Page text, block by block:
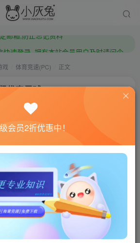
本站已开启QQ微信快速登录 ,拥有本站会员用户及时请问个人中心绑定！
戏 体育竞速(PC) 正文
代表足球/WE ARE
0 772 52
国内外各大媒体和网络，仅供试玩体
内容，请支持正版→→→正版购买
会员2折优惠中！